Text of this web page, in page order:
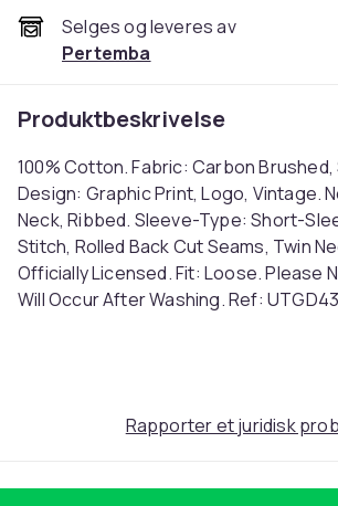
Selges og leveres av
Pertemba
Produktbeskrivelse
100% Cotton. Fabric: Carbon
Design: Graphic Print, Logo, Vintage.
Neck, Ribbed. Sleeve-Type: Short-
Stitch, Rolled Back Cut Seams, Twin
Officially Licensed. Fit: Loose. Please
Will Occur After Washing. Ref:
eac95dc2-ec9f-4145-8cf6-
Rapporter et juridisk